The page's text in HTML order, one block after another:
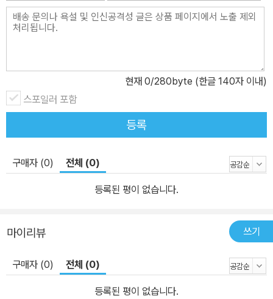
현재 0/280byte (한글 140자 이내)
스포일러 포함
등록
구매자 (0) 전체 (0)
등록된 평이 없습니다.
마이리뷰 쓰기
구매자 (0) 전체 (0)
등록된 평이 없습니다.